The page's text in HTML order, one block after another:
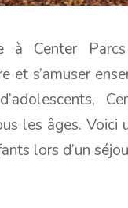
à Center
et s’amuser
les âges. Voici
lors d’un